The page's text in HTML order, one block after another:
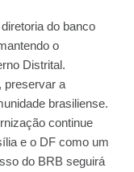
do banco
o
Distrital.
preservar a
brasiliense.
continue
e o DF como um
do BRB seguirá